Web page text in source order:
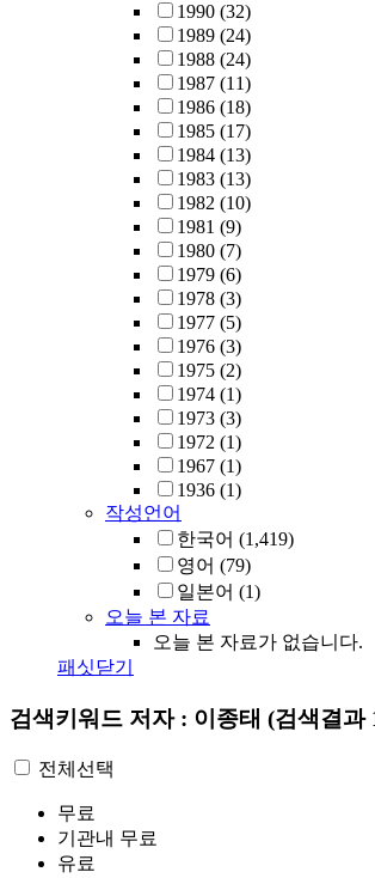
1990 (32)
1989 (24)
1988 (24)
1987 (11)
1986 (18)
1985 (17)
1984 (13)
1983 (13)
1982 (10)
1981 (9)
1980 (7)
1979 (6)
1978 (3)
1977 (5)
1976 (3)
1975 (2)
1974 (1)
1973 (3)
1972 (1)
1967 (1)
1936 (1)
작성언어
한국어 (1,419)
영어 (79)
일본어 (1)
오늘 본 자료
오늘 본 자료가 없습니다.
패싯닫기
검색키워드 저자 : 이종태 (검색결과
전체선택
무료
기관내 무료
유료